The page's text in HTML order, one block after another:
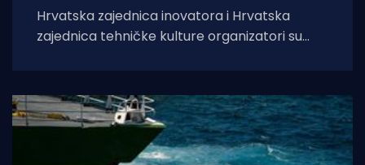
Hrvatska zajednica inovatora i Hrvatska
zajednica tehničke kulture organizatori su
festivalu inovacija (SVIIF)